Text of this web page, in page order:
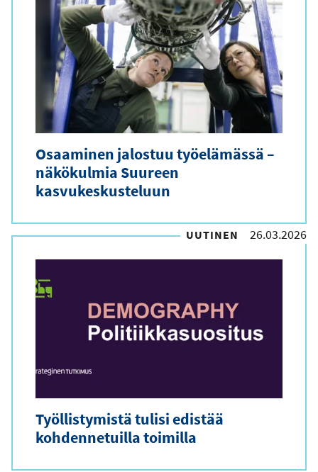
Osaaminen jalostuu työelämässä –
näkökulmia Suureen
kasvukeskusteluun
UUTINEN 26.03.2026
Työllistymistä tulisi edistää
kohdennetuilla toimilla